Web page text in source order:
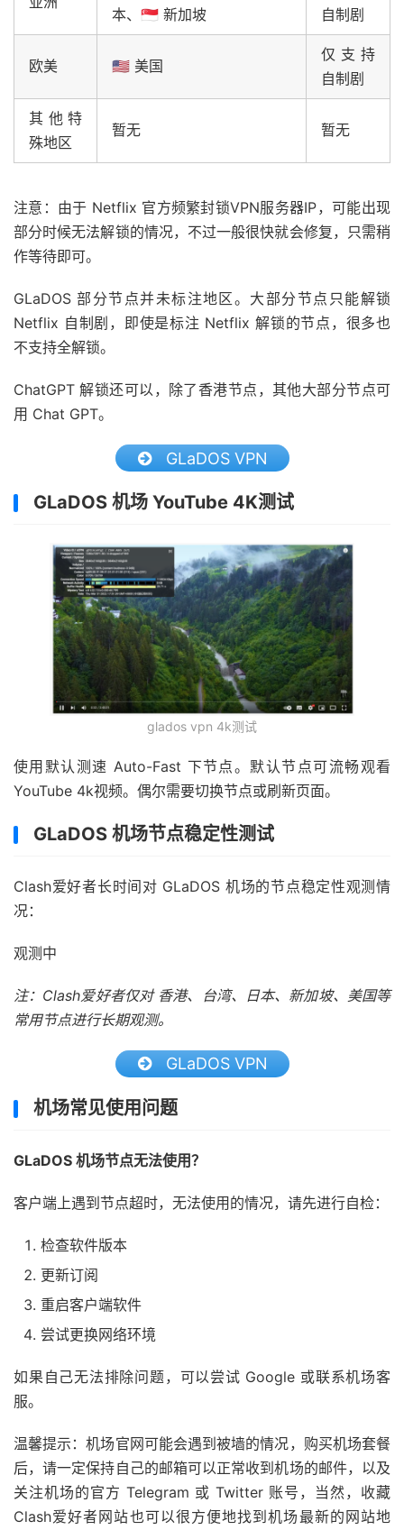
本、🇸🇬 新加坡 自制剧
欧美 🇺🇸 美国
仅支持
自制剧
其他特
殊地区
暂无 暂无
注意：由于 Netflix 官方频繁封锁VPN服务器IP，可能出现
部分时候无法解锁的情况，不过一般很快就会修复，只需稍
作等待即可。
GLaDOS 部分节点并未标注地区。大部分节点只能解锁
Netflix 自制剧，即使是标注 Netflix 解锁的节点，很多也
不支持全解锁。
ChatGPT 解锁还可以，除了香港节点，其他大部分节点可
用 Chat GPT。
GLaDOS VPN
GLaDOS 机场 YouTube 4K测试
glados vpn 4k测试
使用默认测速 Auto-Fast 下节点。默认节点可流畅观看
YouTube 4k视频。偶尔需要切换节点或刷新页面。
GLaDOS 机场节点稳定性测试
Clash爱好者长时间对 GLaDOS 机场的节点稳定性观测情
况：
观测中
注：Clash爱好者仅对 香港、台湾、日本、新加坡、美国等
常用节点进行长期观测。
GLaDOS VPN
机场常见使用问题
GLaDOS 机场节点无法使用？
客户端上遇到节点超时，无法使用的情况，请先进行自检：
检查软件版本
更新订阅
重启客户端软件
尝试更换网络环境
如果自己无法排除问题，可以尝试 Google 或联系机场客
服。
温馨提示：机场官网可能会遇到被墙的情况，购买机场套餐
后，请一定保持自己的邮箱可以正常收到机场的邮件，以及
关注机场的官方 Telegram 或 Twitter 账号，当然，收藏
Clash爱好者网站也可以很方便地找到机场最新的网站地